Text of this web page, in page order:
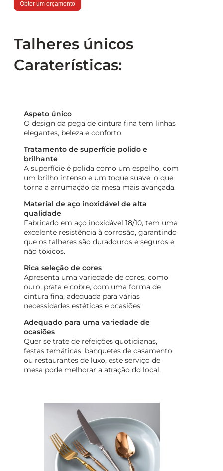
Obter um orçamento
Talheres únicos
Caraterísticas:
Aspeto único
O design da pega de cintura fina tem linhas
elegantes, beleza e conforto.
Tratamento de superfície polido e
brilhante
A superfície é polida como um espelho, com
um brilho intenso e um toque suave, o que
torna a arrumação da mesa mais avançada.
Material de aço inoxidável de alta
qualidade
Fabricado em aço inoxidável 18/10, tem uma
excelente resistência à corrosão, garantindo
que os talheres são duradouros e seguros e
não tóxicos.
Rica seleção de cores
Apresenta uma variedade de cores, como
ouro, prata e cobre, com uma forma de
cintura fina, adequada para várias
necessidades estéticas e ocasiões.
Adequado para uma variedade de
ocasiões
Quer se trate de refeições quotidianas,
festas temáticas, banquetes de casamento
ou restaurantes de luxo, este serviço de
mesa pode melhorar a atração do local.